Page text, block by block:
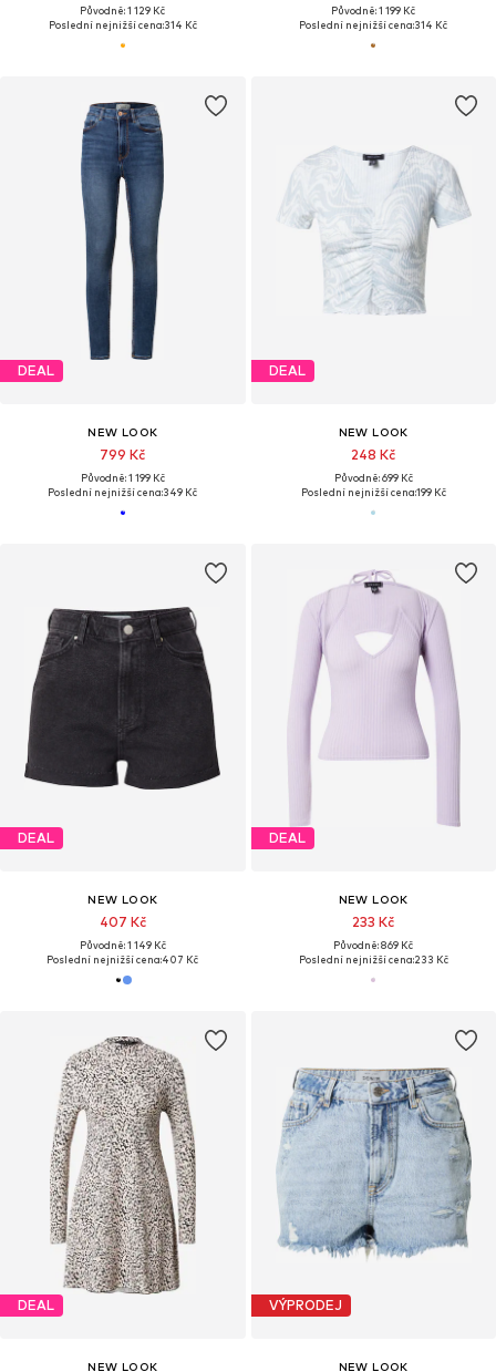
Původně: 1 129 Kč
Poslední nejnižší cena:314 Kč
Původně: 1 199 Kč
Poslední nejnižší cena:314 Kč
DEAL
NEW LOOK
799 Kč
Původně: 1 199 Kč
Poslední nejnižší cena:349 Kč
DEAL
NEW LOOK
248 Kč
Původně: 699 Kč
Poslední nejnižší cena:199 Kč
DEAL
NEW LOOK
407 Kč
Původně: 1 149 Kč
Poslední nejnižší cena:407 Kč
DEAL
NEW LOOK
233 Kč
Původně: 869 Kč
Poslední nejnižší cena:233 Kč
DEAL
NEW LOOK
VÝPRODEJ
NEW LOOK